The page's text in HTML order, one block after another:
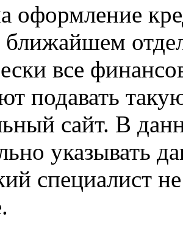
оформление
все
подавать
сайт. В
указывать
специалист